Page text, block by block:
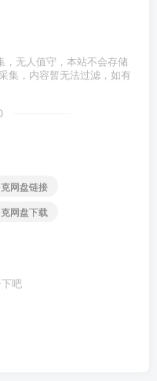
，无人值守，本站不会存储
集，内容暂无法过滤，如有
网盘链接
网盘下载
吧